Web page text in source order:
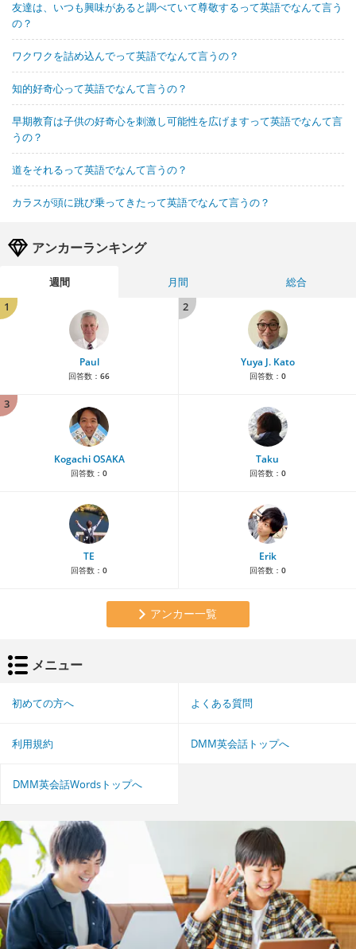
友達は、いつも興味があると調べていて尊敬するって英語でなんて言う
の？
ワクワクを詰め込んでって英語でなんて言うの？
知的好奇心って英語でなんて言うの？
早期教育は子供の好奇心を刺激し可能性を広げますって英語でなんて言
うの？
道をそれるって英語でなんて言うの？
カラスが頭に跳び乗ってきたって英語でなんて言うの？
アンカーランキング
週間 月間
総合
1
Paul
回答数： 66
2
Yuya J. Kato
回答数： 0
3
Kogachi OSAKA
回答数： 0
Taku
回答数： 0
TE
回答数： 0
Erik
回答数： 0
アンカー一覧
メニュー
初めての方へ よくある質問
利用規約 DMM英会話トップへ
DMM英会話Wordsトップへ